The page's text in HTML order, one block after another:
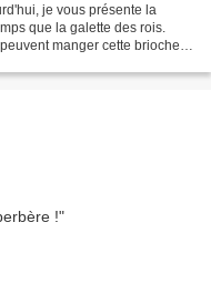
je vous présente la
que la galette des rois.
manger cette brioche.